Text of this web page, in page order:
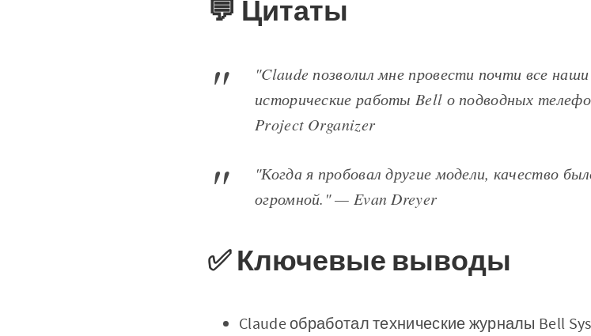
💬 Цитаты
"Claude позволил мне провести почти все наши
исторические работы Bell о подводных
Project Organizer
"Когда я пробовал другие модели, качество
огромной." — Evan Dreyer
✅ Ключевые выводы
Claude обработал технические журналы Bell